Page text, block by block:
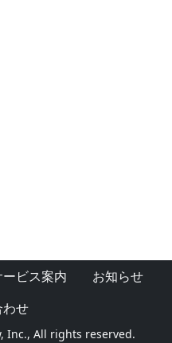
ビス案内
お知らせ
わせ
Inc., All rights reserved.